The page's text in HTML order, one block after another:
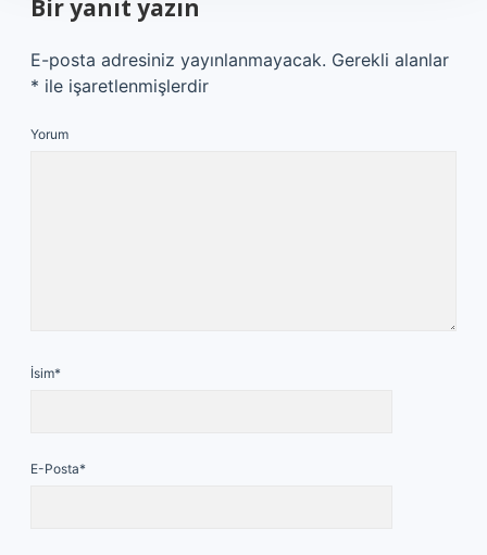
Bir yanıt yazın
E-posta adresiniz yayınlanmayacak. Gerekli alanlar
* ile işaretlenmişlerdir
Yorum
İsim*
E-Posta*